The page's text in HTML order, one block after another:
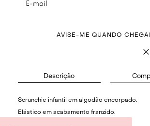
AVISE-ME QUANDO
Descrição
Scrunchie infantil em algodão encorpado.
Elástico em acabamento franzido.